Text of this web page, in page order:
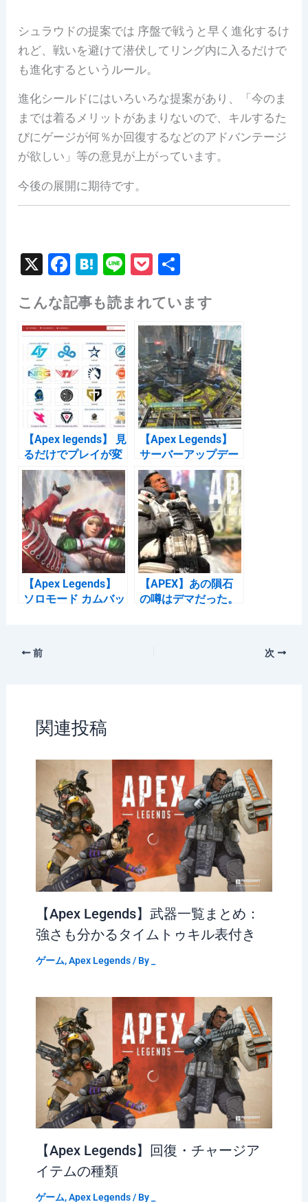
シュラウドの提案では 序盤で戦うと早く進化するけ
れど、戦いを避けて潜伏してリング内に入るだけで
も進化するというルール。
進化シールドにはいろいろな提案があり、「今のま
までは着るメリットがあまりないので、キルするた
びにゲージが何％か回復するなどのアドバンテージ
が欲しい」等の意見が上がっています。
今後の展開に期待です。
X
F
c
e
b
o
o
k
H
e
n
a
Li
e
P
c
k
et
こんな記事も読まれています
【Apex legends】 見
るだけでプレイが変
わる上手いプレイヤ
ー5選｜世界遠征編
【Apex Legends】
サーバーアップデー
トを実施 19/11/8 ｜
調査ビーコンやルー
トの調整ほか
【Apex Legends】
ソロモード カムバッ
【APEX】あの隕石
の噂はデマだった。
前 次
関連投稿
【Apex Legends】武器一覧まとめ：
強さも分かるタイムトゥキル表付き
ゲーム,Apex Legends/ By
【Apex Legends】回復・チャージア
イテムの種類
ゲーム,Apex Legends/ By